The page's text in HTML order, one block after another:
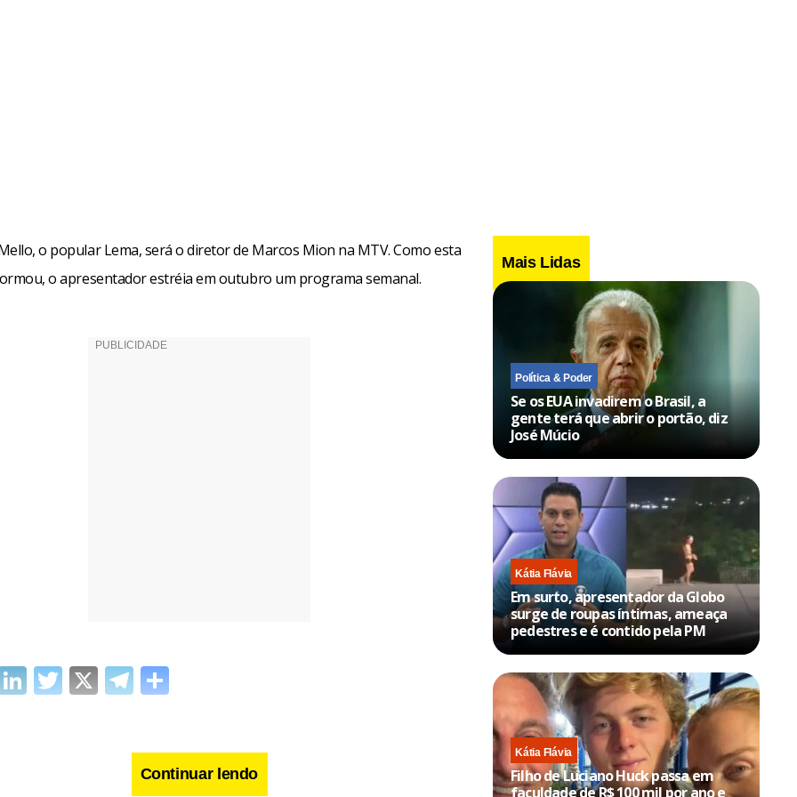
o popular Lema, será o diretor de Marcos Mion na MTV. Como esta
o apresentador estréia em outubro um programa semanal.
LinkedIn
Twitter
X Telegram
Continuar lendo
Mais Lidas
Política & Poder
Se os EUA invadirem o Brasil, a
gente terá que abrir o portão, diz
José Múcio
Kátia Flávia
Em surto, apresentador da Globo
surge de roupas íntimas, ameaça
pedestres e é contido pela PM
Kátia Flávia
Filho de Luciano Huck passa em
faculdade de R$ 100 mil por ano e